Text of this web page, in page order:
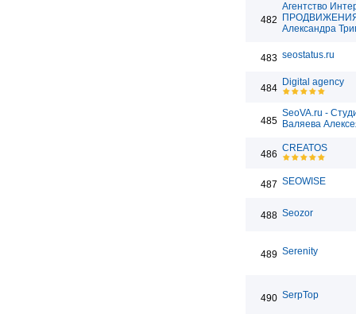
482
Агентство
Александра
483 seostatus.ru
484
Digital agency
485
SeoVA.ru -
Валяева
486
CREATOS
487 SEOWISE
488 Seozor
489 Serenity
490 SerpTop